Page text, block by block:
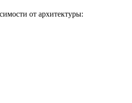
от архитектуры: